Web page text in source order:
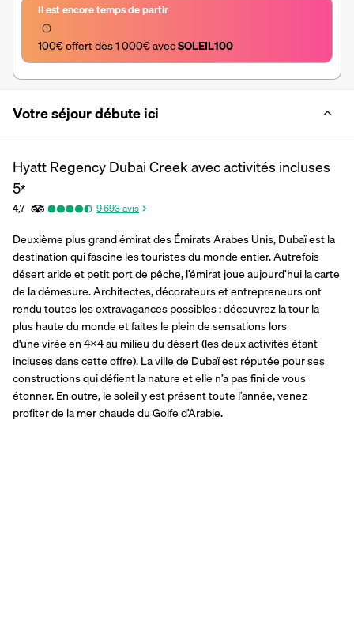
Il est encore temps de partir
100€ offert dès 1 000€ avec SOLEIL100
Votre séjour débute ici
Hyatt Regency Dubai Creek avec activités incluses
5*
4,7 9 693avis
Deuxième plus grand émirat des Émirats Arabes Unis, Dubaï est la
destination qui fascine les touristes du monde entier. Autrefois
désert aride et petit port de pêche, l’émirat joue aujourd’hui la carte
de la démesure. Architectes, décorateurs et entrepreneurs ont
rendu toutes les extravagances possibles : découvrez la tour la
plus haute du monde et faites le plein de sensations lors
d'une virée en 4x4 au milieu du désert (les deux activités étant
incluses dans cette offre). La ville de Dubaï est réputée pour ses
constructions qui défient la nature et elle n’a pas fini de vous
étonner. En outre, le soleil y est présent toute l’année, venez
profiter de la mer chaude du Golfe d’Arabie.